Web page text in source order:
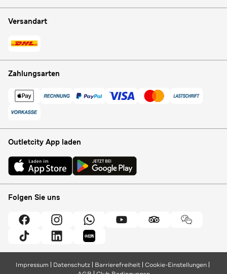
Versandart
Zahlungsarten
Outletcity App laden
Folgen Sie uns
Impressum Datenschutz Barrierefreiheit Cookie-Einstellungen